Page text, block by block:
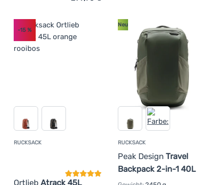
RUCKSACK
Ortlieb Atrack 45L
Kundenbewertung
-15 %
RUCKSACK
Peak Design Travel
Backpack 2-in-1 40L
Neu